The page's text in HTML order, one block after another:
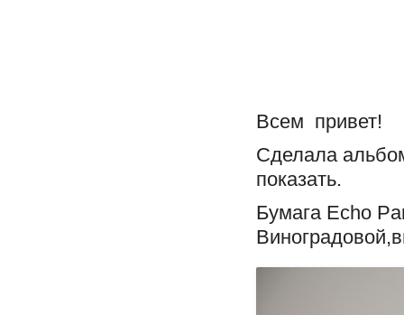
Всем привет!
Сделала
показать.
Бумага Echo